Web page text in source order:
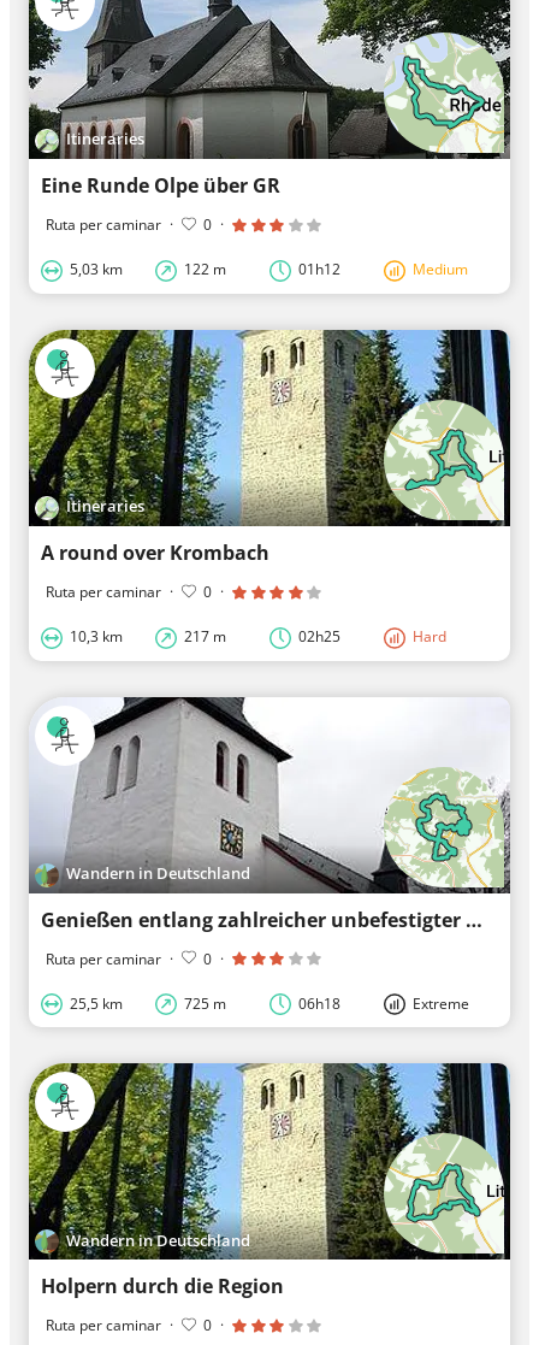
Itineraries
Eine Runde Olpe über GR
Ruta per caminar · 0 ·
5,03 km 122 m 01h12 Medium
Itineraries
A round over Krombach
Ruta per caminar · 0 ·
10,3 km 217 m 02h25 Hard
Wandern in Deutschland
Genießen entlang zahlreicher unbefestigter Wege
Ruta per caminar · 0 ·
25,5 km 725 m 06h18 Extreme
Wandern in Deutschland
Holpern durch die Region
Ruta per caminar · 0 ·